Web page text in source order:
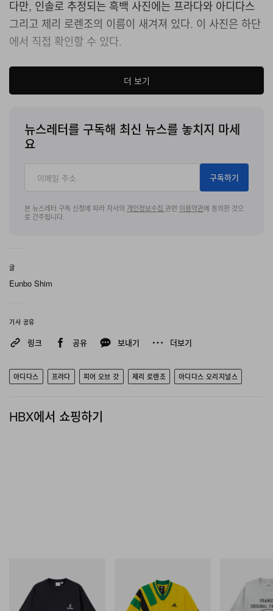
다만, 인솔로 추정되는 흑백 사진에는 프라다와 아디다스
그리고 제리 로렌조의 이름이 새겨져 있다. 이 사진은 하단
에서 직접 확인할 수 있다.
프라다와 아디다스는 2019년 파트너십을 맺은 이후 공동
신발 및 액세서리를 출시했다. 제리 로렌조와 아디다스 역
오브 갓 애슬레틱을 공개했다. 피어 오브 갓 애슬레틱의 첫
제품은 2023년 홀리데이 시즌 출시될 전망이다.
더 보기
뉴스레터를 구독해 최신 뉴스를 놓치지 마세
요
구독하기
본 뉴스레터 구독 신청에 따라 자사의 개인정보수집 관련 이용약관에 동의한 것으
로 간주됩니다.
글
Eunbo Shim
기사 공유
링크 공유 보내기 더보기
아디다스 프라다 피어 오브 갓 제리 로렌조 아디다스 오리지널스
HBX에서 쇼핑하기
One Point Logo Tee
쇼핑하기
Adidas Originals X Brain
Dead Disney Football Jersey
쇼핑하기
Yosemite
쇼핑하기